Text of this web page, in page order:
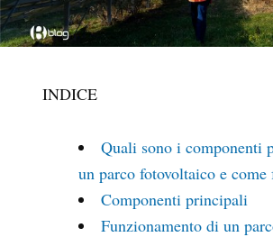
INDICE
Quali sono i componenti
un parco fotovoltaico e come
Componenti principali
Funzionamento di un